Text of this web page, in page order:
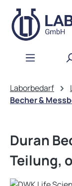
Zum Hauptinhalt
Laborbedarf
Becher &
Duran
Teilung,